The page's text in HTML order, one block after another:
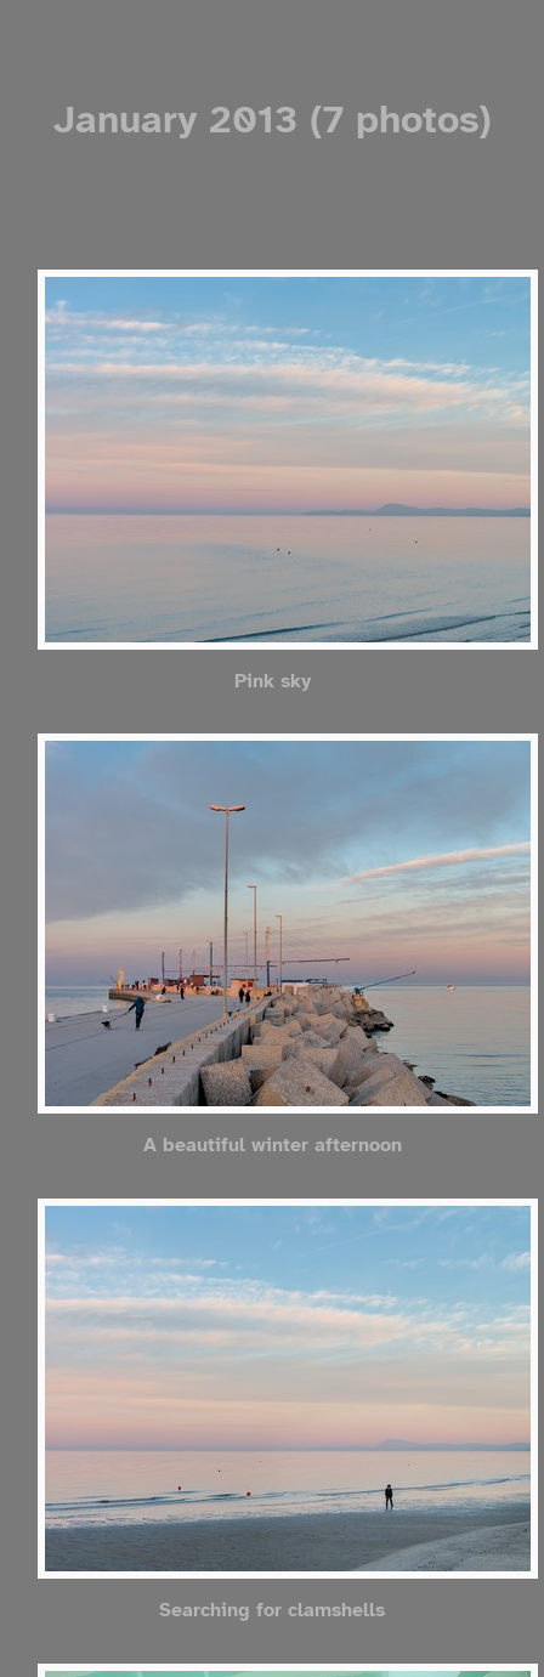
January 2013 (7 photos)
Pink sky
A beautiful winter afternoon
Searching for clamshells